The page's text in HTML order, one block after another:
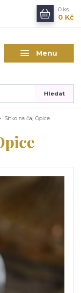
Menu
Hledat
0 ks
0 Kč
Sítko na čaj Opice